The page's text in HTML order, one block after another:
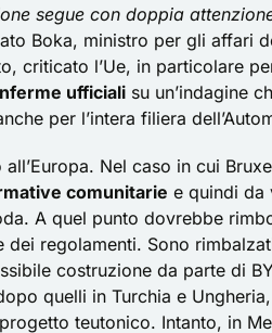
segue con doppia
Boka, ministro per gli affari
criticato l’Ue, in particolare
ufficiali su un’indagine
per l’intera filiera
Nel caso in cui
comunitarie e quindi da
A quel punto dovrebbe
regolamenti. Sono
costruzione da parte di
quelli in Turchia e
teutonico. Intanto, in